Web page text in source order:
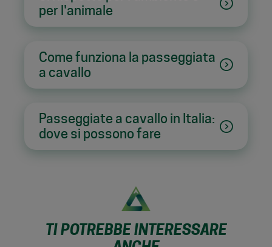
per l'animale
Come funziona la passeggiata
a cavallo
Passeggiate a cavallo in Italia:
dove si possono fare
TI POTREBBE INTERESSARE